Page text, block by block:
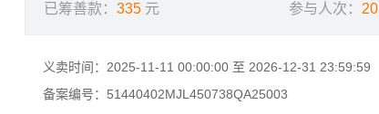
已筹善款： 335 元 参与人次： 20
义卖时间： 2025-11-11 00:00:00 至 2026-12-31 23:59:59
备案编号： 51440402MJL450738QA25003